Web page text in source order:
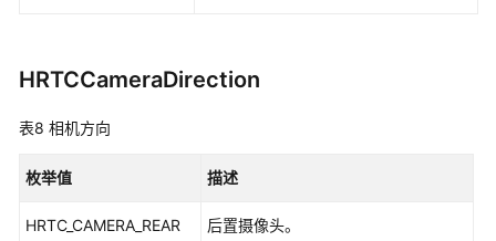
HRTCCameraDirection
表8 相机方向
枚举值 描述
HRTC_CAMERA_REAR 后置摄像头。